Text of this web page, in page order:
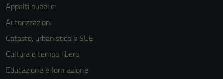
Appalti pubblici
Autorizzazioni
Catasto, urbanistica e SUE
Cultura e tempo libero
Educazione e formazione